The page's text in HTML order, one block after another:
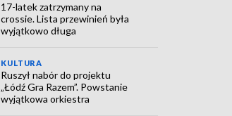
17-latek zatrzymany na
crossie. Lista przewinień była
wyjątkowo długa
KULTURA
Ruszył nabór do projektu
„Łódź Gra Razem”. Powstanie
wyjątkowa orkiestra